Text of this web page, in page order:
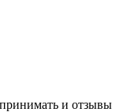
и отзывы